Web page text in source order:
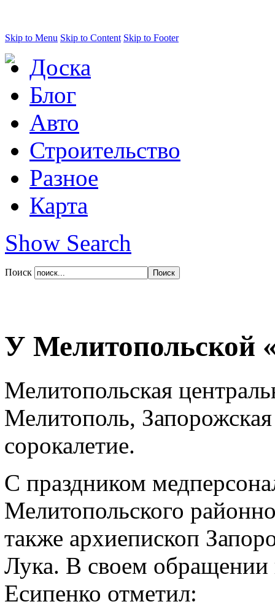
Skip to Menu Skip to Content Skip to Footer
Доска
Блог
Авто
Строительство
Разное
Карта
Show Search
Поиск
У Мелитопольской
Мелитопольская
Мелитополь,
сорокалетие.
С праздником
Мелитопольского
также архиепископ
Лука. В своем
Есипенко отметил: